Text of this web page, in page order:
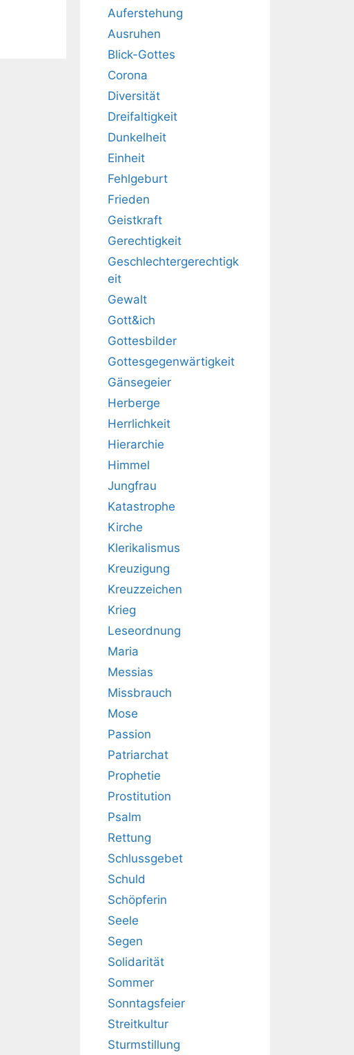
Auferstehung
Ausruhen
Blick-Gottes
Corona
Diversität
Dreifaltigkeit
Dunkelheit
Einheit
Fehlgeburt
Frieden
Geistkraft
Gerechtigkeit
Geschlechtergerechtigk
eit
Gewalt
Gott&ich
Gottesbilder
Gottesgegenwärtigkeit
Gänsegeier
Herberge
Herrlichkeit
Hierarchie
Himmel
Jungfrau
Katastrophe
Kirche
Klerikalismus
Kreuzigung
Kreuzzeichen
Krieg
Leseordnung
Maria
Messias
Missbrauch
Mose
Passion
Patriarchat
Prophetie
Prostitution
Psalm
Rettung
Schlussgebet
Schuld
Schöpferin
Seele
Segen
Solidarität
Sommer
Sonntagsfeier
Streitkultur
Sturmstillung